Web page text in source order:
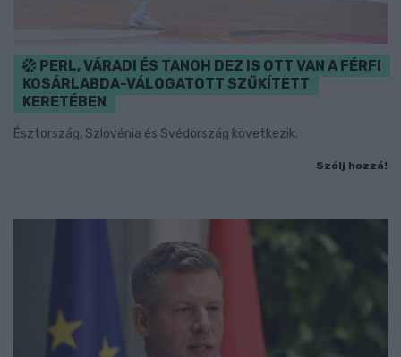
PERL, VÁRADI ÉS TANOH DEZ IS OTT VAN A FÉRFI
KOSÁRLABDA-VÁLOGATOTT SZŰKÍTETT
KERETÉBEN
Észtország, Szlovénia és Svédország következik.
Szólj hozzá!